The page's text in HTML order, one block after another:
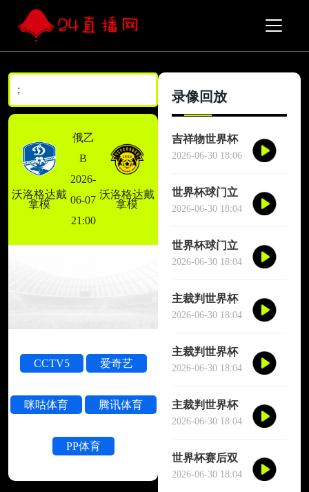
;
沃洛格达戴
拿模
俄乙
B
2026-
06-07
21:00
沃洛格达戴
拿模
CCTV5 爱奇艺
咪咕体育 腾讯体育
PP体育
录像回放
吉祥物世界杯
场边跳舞干扰
2026-06-30 18:06
世界杯球门立
柱三次救险
2026-06-30 18:04
世界杯球门立
柱三次救险
2026-06-30 18:04
主裁判世界杯
被撞晕短暂失
2026-06-30 18:04
主裁判世界杯
被撞晕短暂失
2026-06-30 18:04
主裁判世界杯
被撞晕短暂失
2026-06-30 18:04
世界杯赛后双
方球员大规模
2026-06-30 18:04